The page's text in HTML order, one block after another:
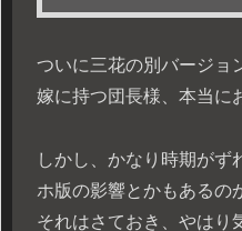
ついに三花の別バージョ
嫁に持つ団長様、本当に
しかし、かなり時期がず
ホ版の影響とかもあるの
それはさておき、やはり